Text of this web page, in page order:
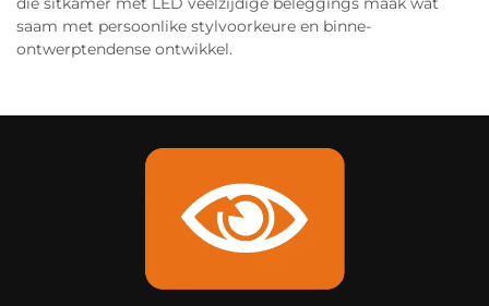
saam met persoonlike stylvoorkeure en binne-
ontwerptendense ontwikkel.